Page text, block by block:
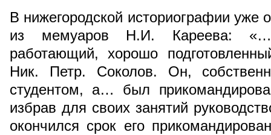
В нижегородской историографии
из мемуаров Н.И. Кареева:
работающий, хорошо
Ник. Петр. Соколов. Он,
студентом, а… был
избрав для своих занятий
окончился срок его